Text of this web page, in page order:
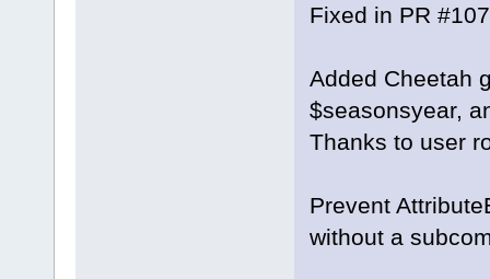
Fixed in PR
Added Cheetah
$seasonsyear,
Thanks to user
Prevent
without a